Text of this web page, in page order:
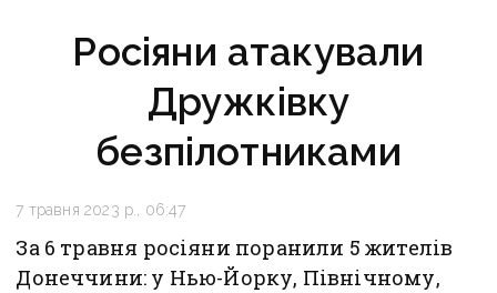
Росіяни атакували
Дружківку
безпілотниками
7 травня 2023 р., 06:47
За 6 травня росіяни поранили 5 жителів
Донеччини: у Нью-Йорку, Північному,